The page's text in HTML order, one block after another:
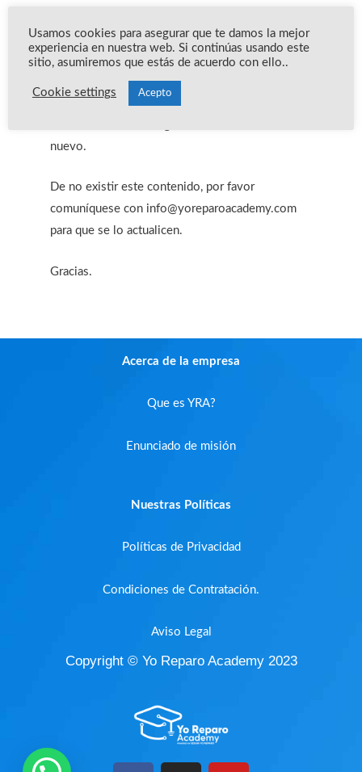
descontinuado y se actualizo por el contenido de
MASTER CLASS 2020, por lo tanto, estos
módulos ya no están disponibles. En su perfil
debe de existir el contenido de Master Class que
nuevo.
De no existir este contenido, por favor
comuníquese con info@yoreparoacademy.com
para que se lo actualicen.
Gracias.
Acerca de la empresa
Que es YRA?
Enunciado de misión
Nuestras Políticas
Políticas de Privacidad
Condiciones de Contratación.
Aviso Legal
Copyright © Yo Reparo Academy 2023
Usamos cookies para asegurar que te damos la mejor
experiencia en nuestra web. Si continúas usando este
sitio, asumiremos que estás de acuerdo con ello..
Cookie settings Acepto